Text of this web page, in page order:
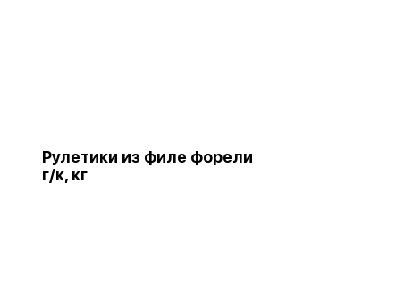
Рулетики из филе форели
г/к, кг